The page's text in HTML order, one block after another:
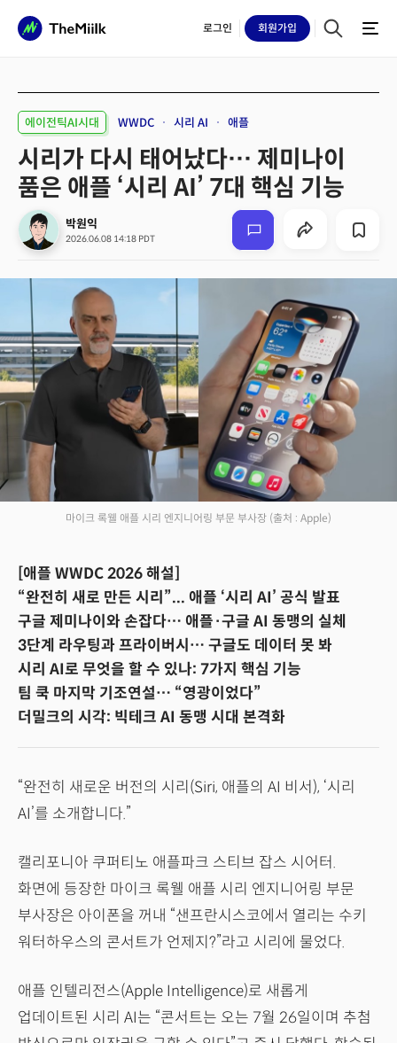
로그인 회원가입
에이전틱AI시대 WWDC 시리 AI 애플
시리가 다시 태어났다… 제미나이
품은 애플 ‘시리 AI’ 7대 핵심 기능
박원익
2026.06.08 14:18 PDT
마이크 록웰 애플 시리 엔지니어링 부문 부사장 (출처 : Apple)
[애플 WWDC 2026 해설]
“완전히 새로 만든 시리”... 애플 ‘시리 AI’ 공식 발표
구글 제미나이와 손잡다… 애플·구글 AI 동맹의 실체
3단계 라우팅과 프라이버시… 구글도 데이터 못 봐
시리 AI로 무엇을 할 수 있나: 7가지 핵심 기능
팀 쿡 마지막 기조연설… “영광이었다”
더밀크의 시각: 빅테크 AI 동맹 시대 본격화
“완전히 새로운 버전의 시리(Siri, 애플의 AI 비서), ‘시리
AI’를 소개합니다.”
캘리포니아 쿠퍼티노 애플파크 스티브 잡스 시어터.
화면에 등장한 마이크 록웰 애플 시리 엔지니어링 부문
부사장은 아이폰을 꺼내 “샌프란시스코에서 열리는 수키
워터하우스의 콘서트가 언제지?”라고 시리에 물었다.
애플 인텔리전스(Apple Intelligence)로 새롭게
업데이트된 시리 AI는 “콘서트는 오는 7월 26일이며 추첨